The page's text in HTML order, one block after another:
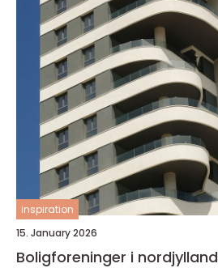
inspiration
15. January 2026
Boligforeninger i nordjylland sådan finder du